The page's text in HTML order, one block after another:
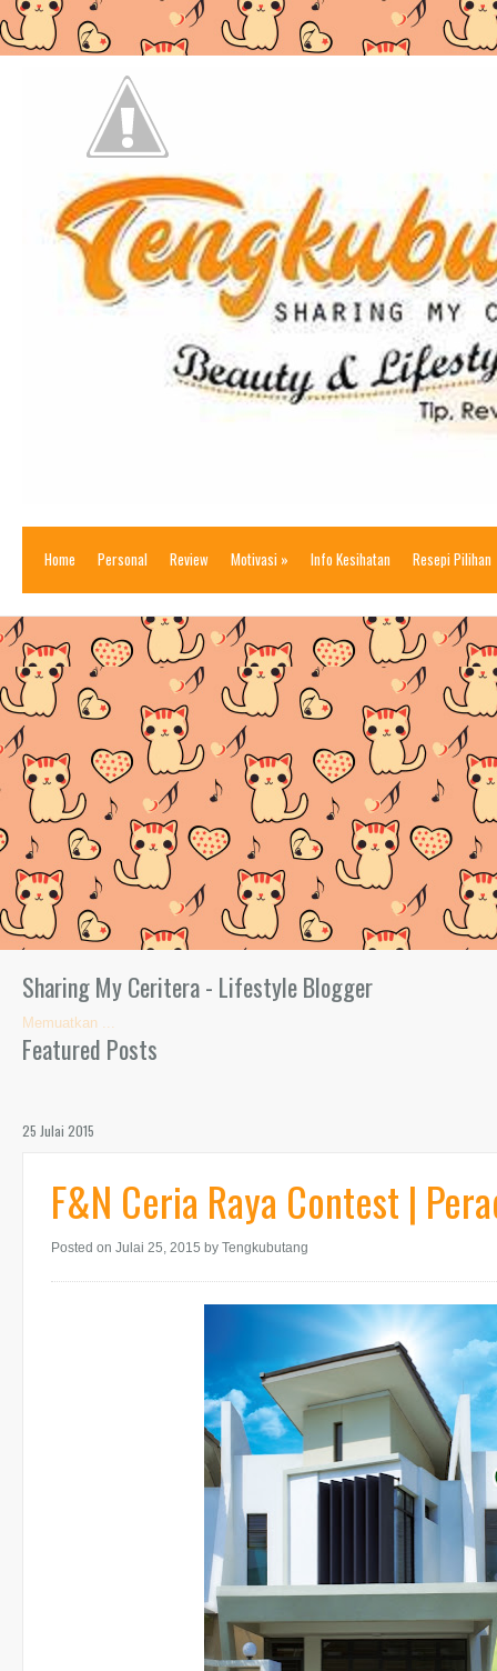
Home Personal Review Motivasi » Info Kesihatan Resepi Pilihan
Sharing My Ceritera - Lifestyle Blogger
Memuatkan ...
Featured Posts
25 Julai 2015
F&N Ceria Raya Contest |
Posted on Julai 25, 2015 by Tengkubutang